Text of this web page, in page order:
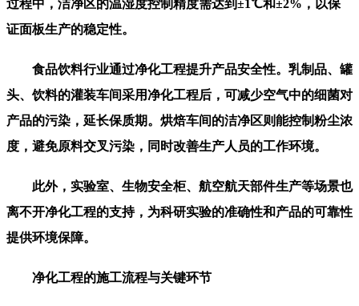
过程中，洁净区的温湿度控制精度需达到±1℃和±2%，以保
证面板生产的稳定性。
食品饮料行业通过净化工程提升产品安全性。乳制品、罐
头、饮料的灌装车间采用净化工程后，可减少空气中的细菌对
产品的污染，延长保质期。烘焙车间的洁净区则能控制粉尘浓
度，避免原料交叉污染，同时改善生产人员的工作环境。
此外，实验室、生物安全柜、航空航天部件生产等场景也
离不开净化工程的支持，为科研实验的准确性和产品的可靠性
提供环境保障。
净化工程的施工流程与关键环节